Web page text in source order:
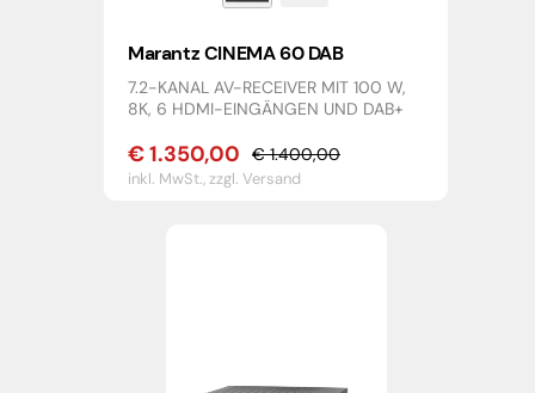
Marantz CINEMA 60 DAB
7.2-KANAL AV-RECEIVER MIT 100 W,
8K, 6 HDMI-EINGÄNGEN UND DAB+
€1.400,00
Ursprünglicher
Preis
€1.350,00
Aktueller
Preis
inkl. MwSt.,zzgl. Versand